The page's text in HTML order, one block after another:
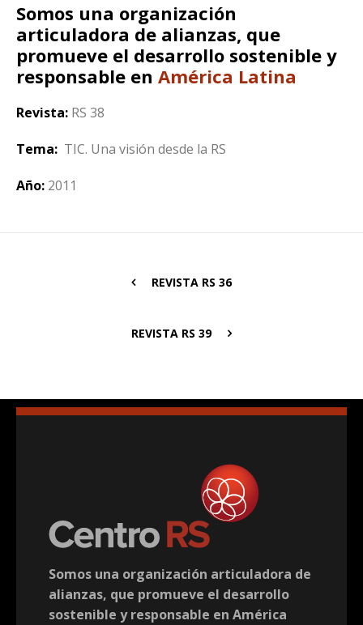
Somos una organización
articuladora de alianzas, que
promueve el desarrollo sostenible y
responsable en América Latina
Revista: RS 38
Tema: TIC. Una visión desde la RS
Año: 2011
REVISTA RS 36
REVISTA RS 39
Somos una organización articuladora de
alianzas, que promueve el desarrollo
sostenible y responsable en América